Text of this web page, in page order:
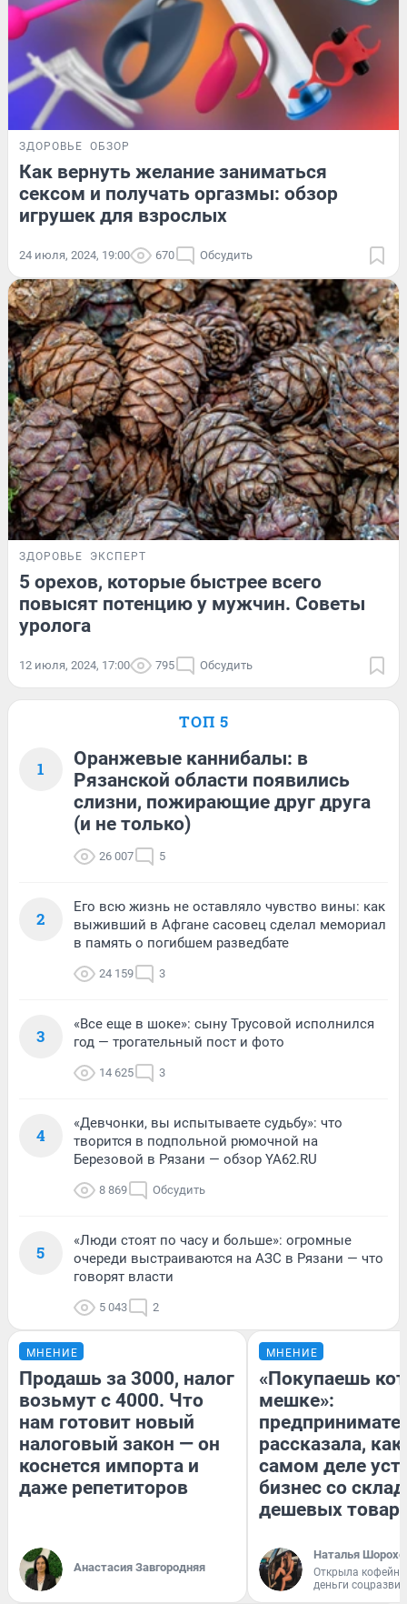
ЗДОРОВЬЕ ОБЗОР
Как вернуть желание заниматься
сексом и получать оргазмы: обзор
игрушек для взрослых
24 июля, 2024, 19:00 670 Обсудить
ЗДОРОВЬЕ ЭКСПЕРТ
5 орехов, которые быстрее всего
повысят потенцию у мужчин. Советы
уролога
12 июля, 2024, 17:00 795 Обсудить
ТОП 5
1
Оранжевые каннибалы: в
Рязанской области появились
слизни, пожирающие друг друга
(и не только)
26 007 5
2
Его всю жизнь не оставляло чувство вины: как
выживший в Афгане сасовец сделал мемориал
в память о погибшем разведбате
24 159 3
3
«Все еще в шоке»: сыну Трусовой исполнился
год — трогательный пост и фото
14 625 3
4
«Девчонки, вы испытываете судьбу»: что
творится в подпольной рюмочной на
Березовой в Рязани — обзор YA62.RU
8 869 Обсудить
5
«Люди стоят по часу и больше»: огромные
очереди выстраиваются на АЗС в Рязани — что
говорят власти
5 043 2
МНЕНИЕ
Продашь за 3000, налог
возьмут с 4000. Что
нам готовит новый
налоговый закон — он
коснется импорта и
даже репетиторов
Анастасия Завгородняя
МНЕНИЕ
«Покупаешь
мешке»:
рассказала, как
самом деле
бизнес со
дешевых
Наталья
Открыла
деньги